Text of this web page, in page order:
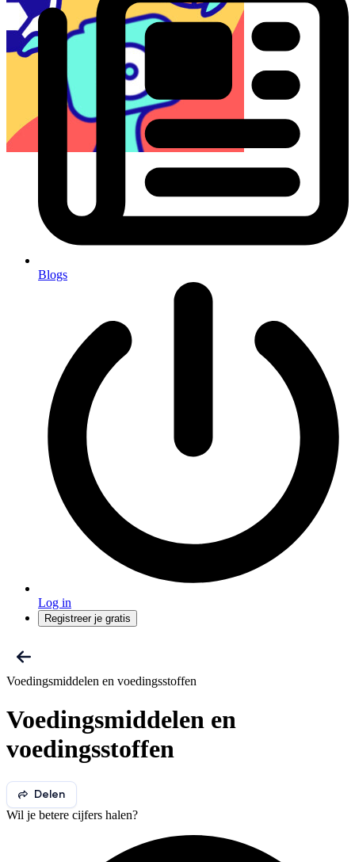
Blogs
Log in
Registreer je gratis
Voedingsmiddelen en voedingsstoffen
Voedingsmiddelen en
voedingsstoffen
Delen
Wil je betere cijfers halen?